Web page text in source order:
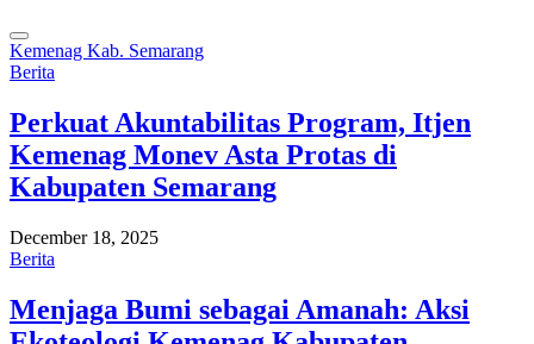
Kemenag Kab. Semarang
Berita
Perkuat Akuntabilitas Program, Itjen
Kemenag Monev Asta Protas di
Kabupaten Semarang
December 18, 2025
Berita
Menjaga Bumi sebagai Amanah: Aksi